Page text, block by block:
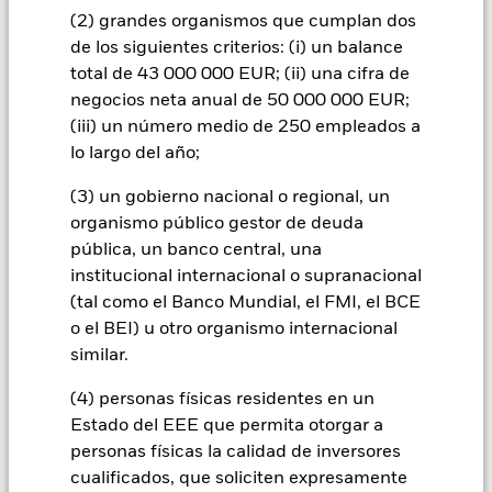
(2) grandes organismos que cumplan dos
de los siguientes criterios: (i) un balance
total de 43 000 000 EUR; (ii) una cifra de
negocios neta anual de 50 000 000 EUR;
(iii) un número medio de 250 empleados a
lo largo del año;
(3) un gobierno nacional o regional, un
organismo público gestor de deuda
pública, un banco central, una
institucional internacional o supranacional
(tal como el Banco Mundial, el FMI, el BCE
o el BEI) u otro organismo internacional
similar.
(4) personas físicas residentes en un
Estado del EEE que permita otorgar a
personas físicas la calidad de inversores
cualificados, que soliciten expresamente
la Moneda base y las divisas en las que se negocia parte o la
totalidad de los instrumentos subyacentes. Dependiendo de
los tipos de cambio, esto puede tener un impacto positivo o
negativo sobre la rentabilidad del Fondo.
Todas las clases de acciones con cobertura de divisas de este
uso de derivados para una clase de acciones podría conllevar
un posible riesgo de contagio (también denominado «spill-
over») a otras clases de acciones del fondo. La sociedad
gestora del fondo se asegurará de que se dispone de los
procedimientos adecuados para minimizar el riesgo de
contagio a otras clases de acciones. En el menú desplegable
que figura justo debajo del nombre del fondo, podrá ver un
listado de todas las clases de acciones del fondo: las clases de
acciones con cobertura de divisas se identifican mediante la
palabra «Hedged» en su nombre. Además, el listado
divisas está disponible mediante solicitud a la sociedad
gestora del fondo.